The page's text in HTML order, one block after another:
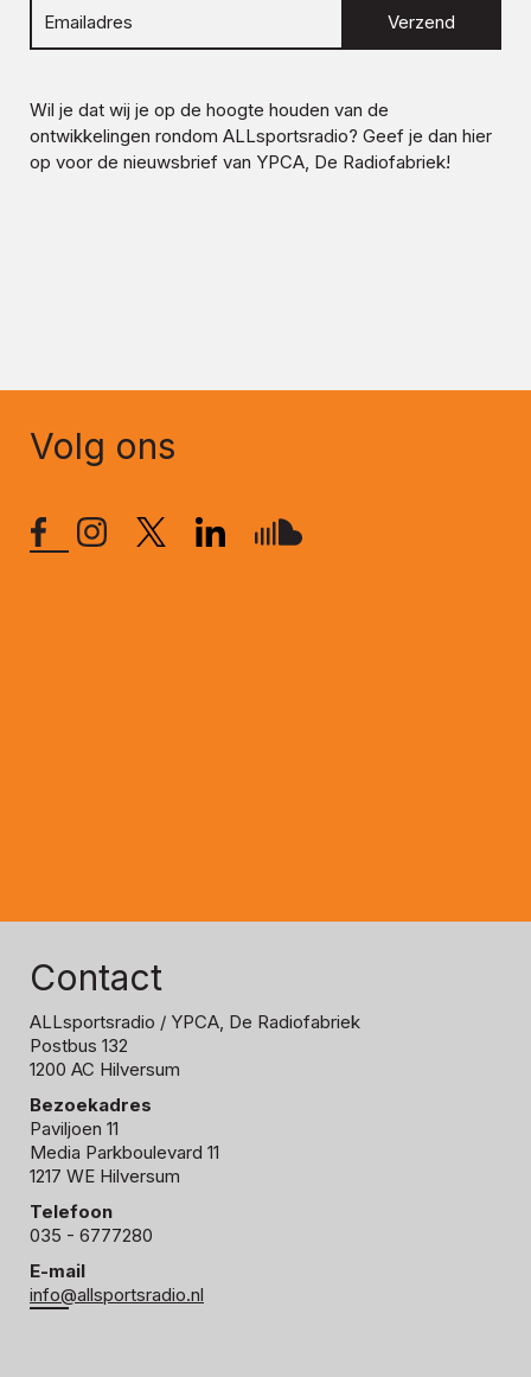
Verzend
Wil je dat wij je op de hoogte houden van de
ontwikkelingen rondom ALLsportsradio? Geef je dan hier
op voor de nieuwsbrief van YPCA, De Radiofabriek!
Volg ons
Contact
ALLsportsradio / YPCA, De Radiofabriek
Postbus 132
1200 AC Hilversum
Bezoekadres
Paviljoen 11
Media Parkboulevard 11
1217 WE Hilversum
Telefoon
035 - 6777280
E-mail
info@allsportsradio.nl